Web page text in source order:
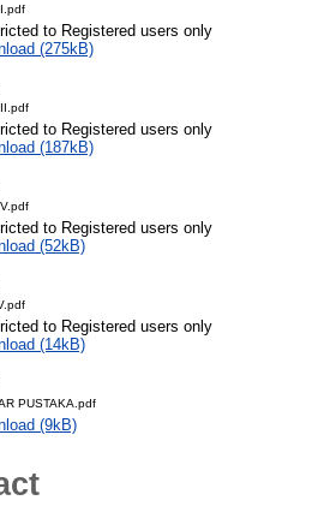
to Registered users only
(275kB)
to Registered users only
(187kB)
to Registered users only
(52kB)
to Registered users only
(14kB)
PUSTAKA.pdf
(9kB)